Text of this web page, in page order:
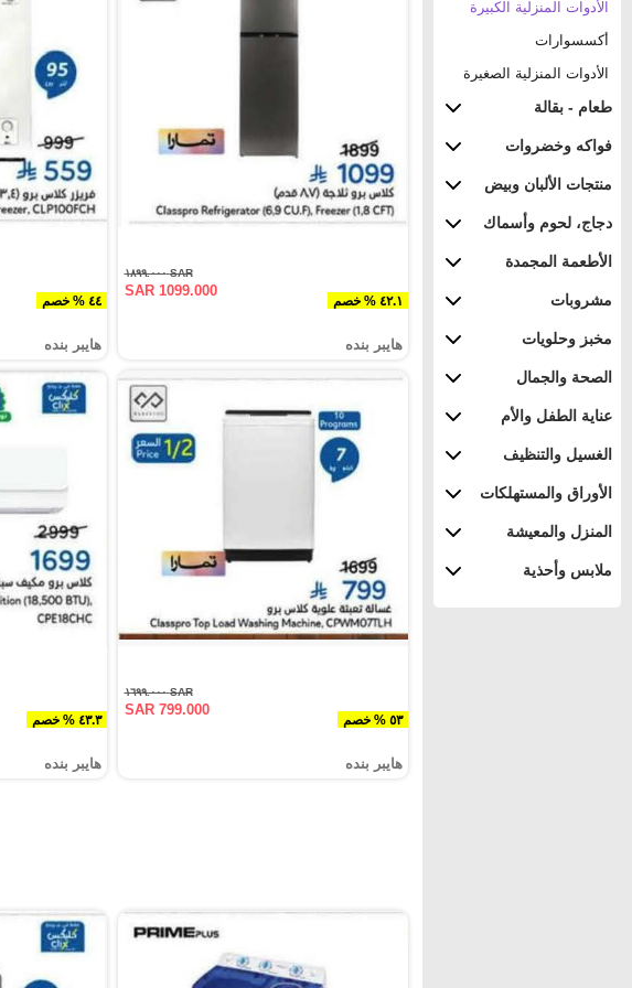
الأدوات المنزلية الكبيرة
أكسسوارات
الأدوات المنزلية الصغيرة
طعام - بقالة
فواكه وخضروات
منتجات الألبان وبيض
دجاج، لحوم وأسماك
الأطعمة المجمدة
مشروبات
مخبز وحلويات
الصحة والجمال
عناية الطفل والأم
الغسيل والتنظيف
الأوراق والمستهلكات
المنزل والمعيشة
ملابس وأحذية
٤٢.١ % خصم
SAR ١٨٩٩.٠٠٠
SAR 1099.000
هايبر بنده
٤٤ % خصم
هايبر بنده
٥٣ % خصم
SAR ١٦٩٩.٠٠٠
SAR 799.000
هايبر بنده
٤٣.٣ % خصم
هايبر بنده